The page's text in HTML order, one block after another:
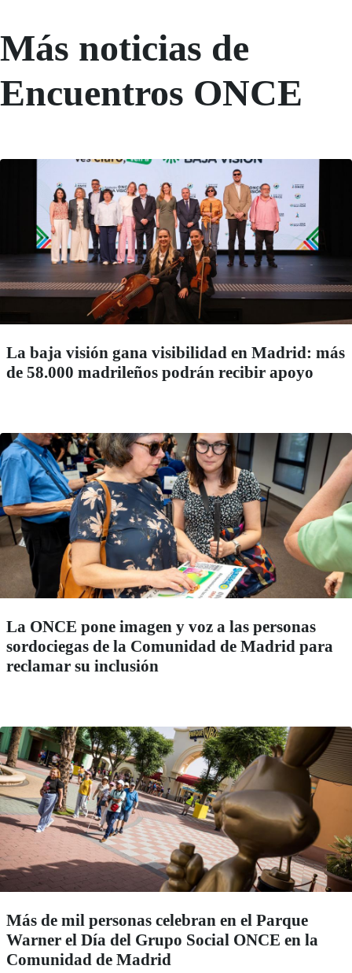
Más noticias de
Encuentros ONCE
La baja visión gana visibilidad en Madrid: más
de 58.000 madrileños podrán recibir apoyo
La ONCE pone imagen y voz a las personas
sordociegas de la Comunidad de Madrid para
reclamar su inclusión
Más de mil personas celebran en el Parque
Warner el Día del Grupo Social ONCE en la
Comunidad de Madrid